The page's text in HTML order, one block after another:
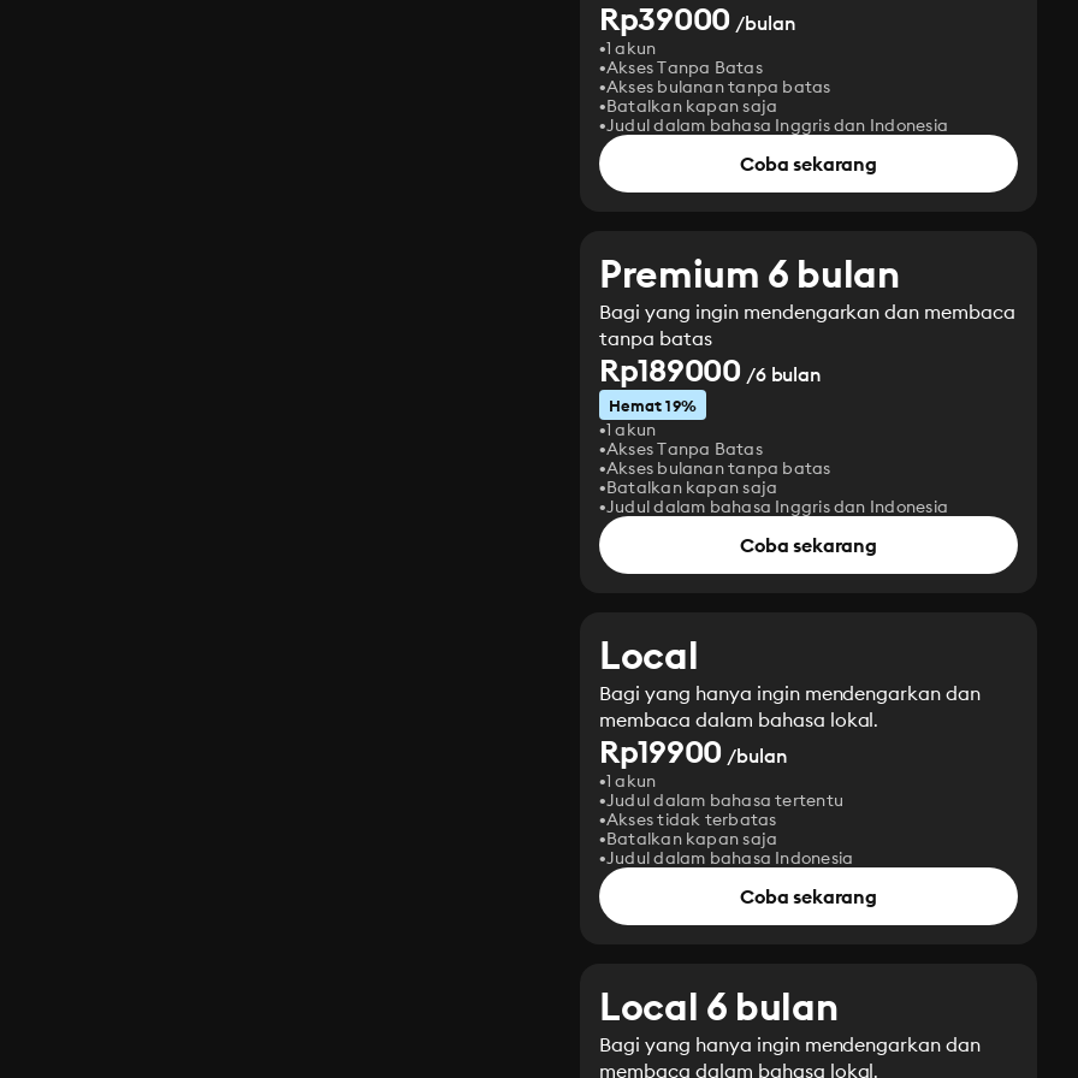
Rp39000 /bulan
1 akun
Akses Tanpa Batas
Akses bulanan tanpa batas
Batalkan kapan saja
Judul dalam bahasa Inggris dan Indonesia
Coba sekarang
Premium 6 bulan
Bagi yang ingin mendengarkan dan membaca
tanpa batas
Rp189000 /6 bulan
Hemat 19%
1 akun
Akses Tanpa Batas
Akses bulanan tanpa batas
Batalkan kapan saja
Judul dalam bahasa Inggris dan Indonesia
Coba sekarang
Local
Bagi yang hanya ingin mendengarkan dan
membaca dalam bahasa lokal.
Rp19900 /bulan
1 akun
Judul dalam bahasa tertentu
Akses tidak terbatas
Batalkan kapan saja
Judul dalam bahasa Indonesia
Coba sekarang
Local 6 bulan
Bagi yang hanya ingin mendengarkan dan
membaca dalam bahasa lokal.